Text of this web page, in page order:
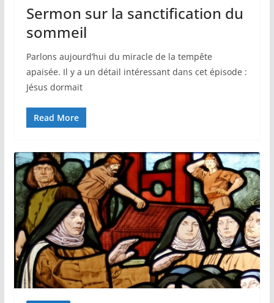
Sermon sur la sanctification du
sommeil
Parlons aujourd’hui du miracle de la tempête
apaisée. Il y a un détail intéressant dans cet épisode :
Jésus dormait
Read More